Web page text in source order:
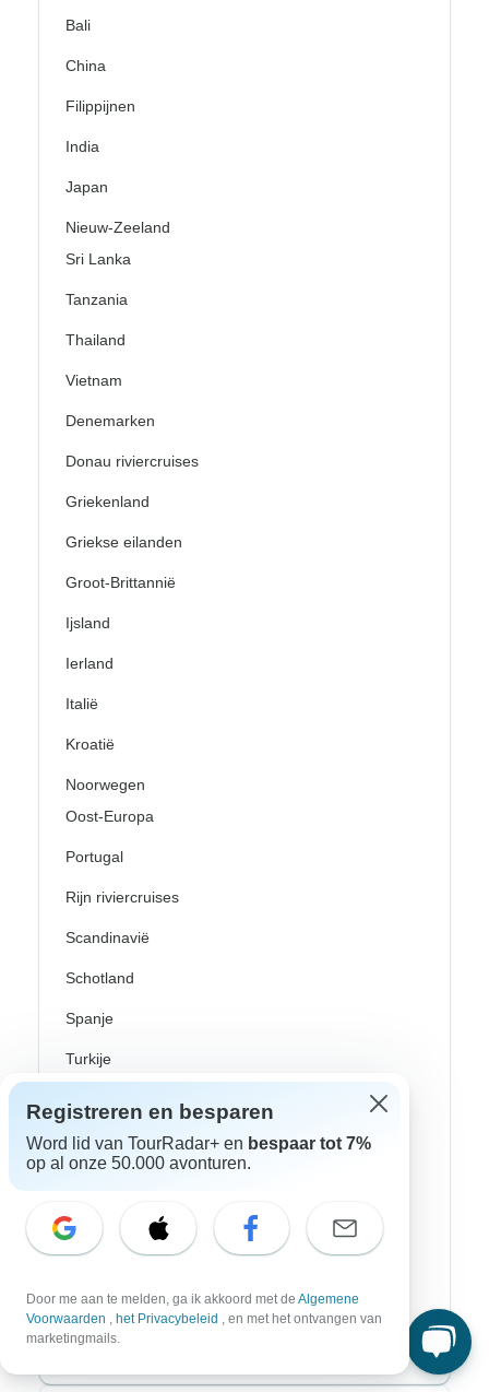
Bali
China
Filippijnen
India
Japan
Nieuw-Zeeland
Sri Lanka
Tanzania
Thailand
Vietnam
Denemarken
Donau riviercruises
Griekenland
Griekse eilanden
Groot-Brittannië
Ijsland
Ierland
Italië
Kroatië
Noorwegen
Oost-Europa
Portugal
Rijn riviercruises
Scandinavië
Schotland
Spanje
Turkije
Canada
Mexico
Peru
USA
Zuid-Amerika
Registreren en besparen
Word lid van TourRadar+ en bespaar tot 7%
op al onze 50.000 avonturen.
Door me aan te melden, ga ik akkoord met de Algemene
Voorwaarden , het Privacybeleid , en met het ontvangen van
marketingmails.